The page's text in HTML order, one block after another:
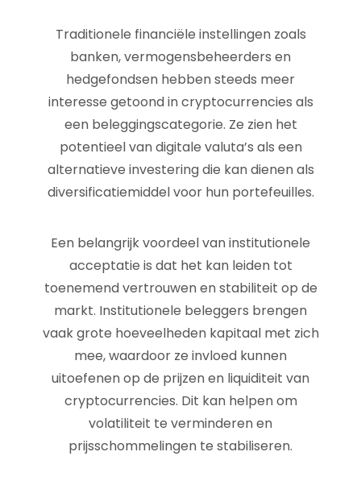
Traditionele financiële instellingen zoals
banken, vermogensbeheerders en
hedgefondsen hebben steeds meer
interesse getoond in cryptocurrencies als
een beleggingscategorie. Ze zien het
potentieel van digitale valuta’s als een
alternatieve investering die kan dienen als
diversificatiemiddel voor hun portefeuilles.
Een belangrijk voordeel van institutionele
acceptatie is dat het kan leiden tot
toenemend vertrouwen en stabiliteit op de
markt. Institutionele beleggers brengen
vaak grote hoeveelheden kapitaal met zich
mee, waardoor ze invloed kunnen
uitoefenen op de prijzen en liquiditeit van
cryptocurrencies. Dit kan helpen om
volatiliteit te verminderen en
prijsschommelingen te stabiliseren.